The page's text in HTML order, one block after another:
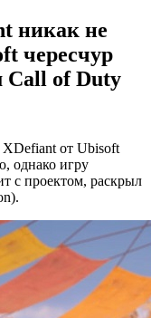
никак не
чересчур
Call of Duty
от Ubisoft
однако игру
с проектом, раскрыл